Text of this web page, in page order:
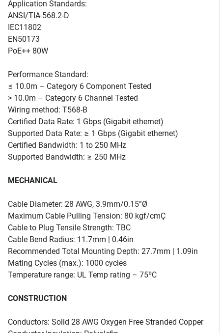
Application Standards:
ANSI/TIA-568.2-D
IEC11802
EN50173
PoE++ 80W
Performance Standard:
≤ 10.0m – Category 6 Component Tested
> 10.0m – Category 6 Channel Tested
Wiring method: T568-B
Certified Data Rate: 1 Gbps (Gigabit ethernet)
Supported Data Rate: ≥ 1 Gbps (Gigabit ethernet)
Certified Bandwidth: 1 to 250 MHz
Supported Bandwidth: ≥ 250 MHz
MECHANICAL
Cable Diameter: 28 AWG, 3.9mm/0.15”Ø
Maximum Cable Pulling Tension: 80 kgf/cmÇ
Cable to Plug Tensile Strength: TBC
Cable Bend Radius: 11.7mm | 0.46in
Recommended Total Mounting Depth: 27.7mm | 1.09in
Mating Cycles (max.): 1000 cycles
Temperature range: UL Temp rating – 75ºC
CONSTRUCTION
Conductors: Solid 28 AWG Oxygen Free Stranded Copper